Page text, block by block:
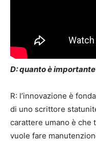
D: quanto è
R: l’innovazione è
di uno scrittore
carattere umano è che
vuole fare